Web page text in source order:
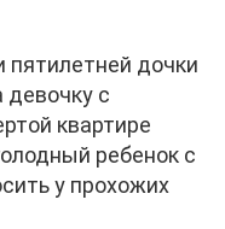
пятилетней дочки
с
квартире
ребенок с
у прохожих